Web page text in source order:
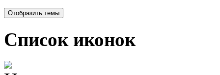
Список иконок